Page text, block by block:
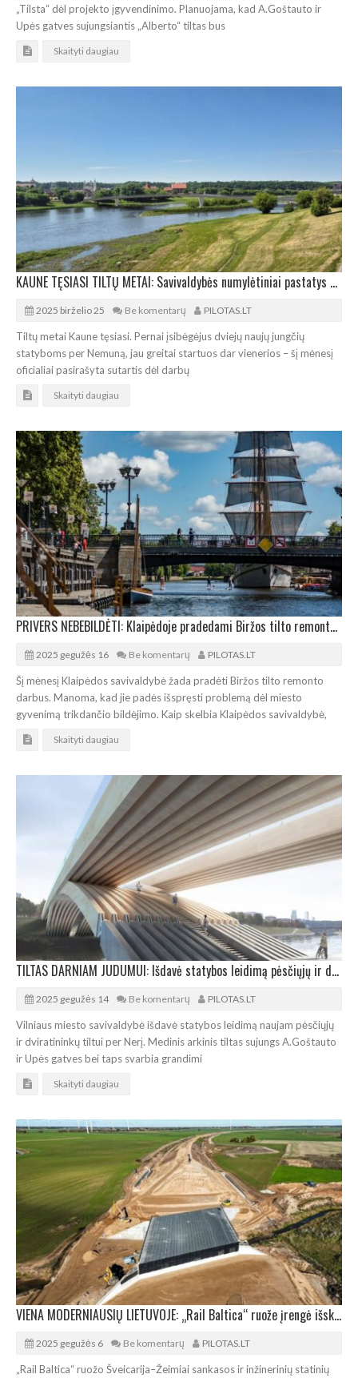
„Tilsta“ dėl projekto įgyvendinimo. Planuojama, kad A.Goštauto ir
Upės gatves sujungsiantis „Alberto“ tiltas bus
Skaityti daugiau
KAUNE TĘSIASI TILTŲ METAI: Savivaldybės numylėtiniai pastatys dar vieną tiltą
2025 birželio 25 Be komentarų PILOTAS.LT
Tiltų metai Kaune tęsiasi. Pernai įsibėgėjus dviejų naujų jungčių
statyboms per Nemuną, jau greitai startuos dar vienerios – šį mėnesį
oficialiai pasirašyta sutartis dėl darbų
Skaityti daugiau
PRIVERS NEBEBILDĖTI: Klaipėdoje pradedami Biržos tilto remonto darbai
2025 gegužės 16 Be komentarų PILOTAS.LT
Šį mėnesį Klaipėdos savivaldybė žada pradėti Biržos tilto remonto
darbus. Manoma, kad jie padės išspręsti problemą dėl miesto
gyvenimą trikdančio bildėjimo. Kaip skelbia Klaipėdos savivaldybė,
Skaityti daugiau
TILTAS DARNIAM JUDUMUI: Išdavė statybos leidimą pėsčiųjų ir dviratininkų tiltui per Nerį
2025 gegužės 14 Be komentarų PILOTAS.LT
Vilniaus miesto savivaldybė išdavė statybos leidimą naujam pėsčiųjų
ir dviratininkų tiltui per Nerį. Medinis arkinis tiltas sujungs A.Goštauto
ir Upės gatves bei taps svarbia grandimi
Skaityti daugiau
VIENA MODERNIAUSIŲ LIETUVOJE: „Rail Baltica“ ruože įrengė išskirtinę gyvūnų pralaidą
2025 gegužės 6 Be komentarų PILOTAS.LT
„Rail Baltica“ ruožo Šveicarija–Žeimiai sankasos ir inžinerinių statinių